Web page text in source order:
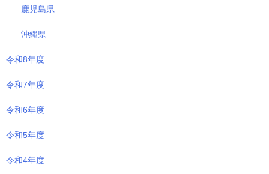
鹿児島県
沖縄県
令和8年度
令和7年度
令和6年度
令和5年度
令和4年度